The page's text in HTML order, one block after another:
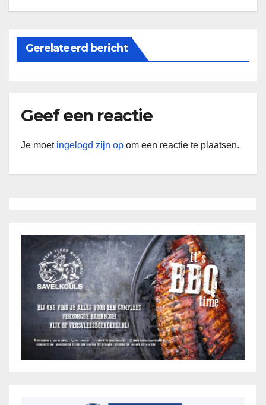
Gerelateerd bericht
Geef een reactie
Je moet ingelogd zijn op om een reactie te plaatsen.